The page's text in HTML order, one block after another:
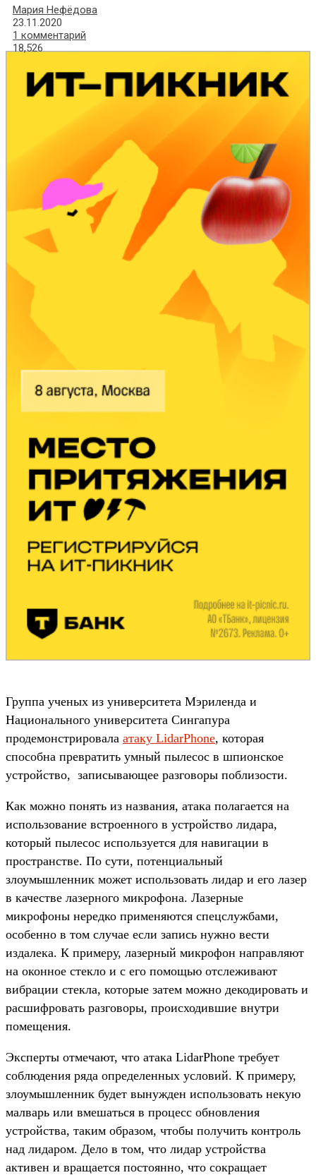
Мария Нефёдова
23.11.2020
1 комментарий
18,526
Группа ученых из университета Мэриленда и
Национального университета Сингапура
продемонстрировала атаку LidarPhone, которая
способна превратить умный пылесос в шпионское
устройство, записывающее разговоры поблизости.
Как можно понять из названия, атака полагается на
использование встроенного в устройство лидара,
который пылесос используется для навигации в
пространстве. По сути, потенциальный
злоумышленник может использовать лидар и его лазер
в качестве лазерного микрофона. Лазерные
микрофоны нередко применяются спецслужбами,
особенно в том случае если запись нужно вести
издалека. К примеру, лазерный микрофон направляют
на оконное стекло и с его помощью отслеживают
вибрации стекла, которые затем можно декодировать и
расшифровать разговоры, происходившие внутри
помещения.
Эксперты отмечают, что атака LidarPhone требует
соблюдения ряда определенных условий. К примеру,
злоумышленник будет вынужден использовать некую
малварь или вмешаться в процесс обновления
устройства, таким образом, чтобы получить контроль
над лидаром. Дело в том, что лидар устройства
активен и вращается постоянно, что сокращает